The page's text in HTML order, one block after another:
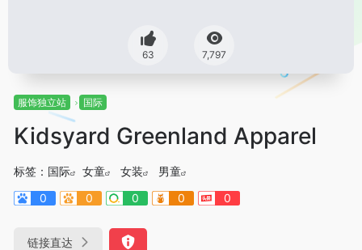
63 7,797
服饰独立站 国际
Kidsyard Greenland Apparel
标签： 国际 女童 女装
男童
0
0 0 0 0
链接直达